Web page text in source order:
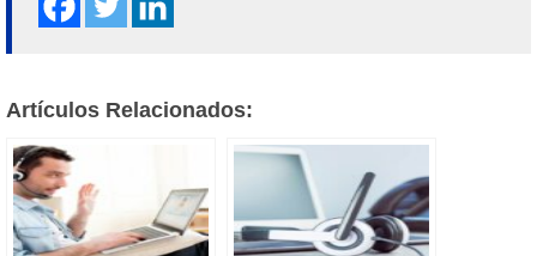
Artículos Relacionados: